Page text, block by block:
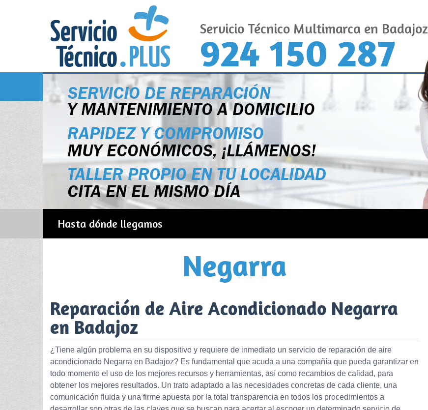
Servicio Técnico Multimarca en Badajoz
924 150 287
Hasta dónde llegamos
Reparación de Aire Acondicionado Negarra
en Badajoz
¿Tiene algún problema en su dispositivo y requiere de inmediato un servicio de reparación de aire
acondicionado Negarra en Badajoz? Es fundamental que acuda a una compañía que pueda garantizar en
todo momento el uso de los mejores recursos y herramientas, así como recambios de calidad, para
obtener los mejores resultados. Un trato adaptado a las necesidades concretas de cada cliente, una
comunicación fluida y una firme apuesta por la total transparencia en todos los procedimientos a